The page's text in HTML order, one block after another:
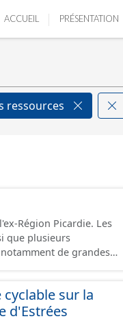
ACCUEIL PRÉSENTATION
ressources
Région Picardie. Les
que plusieurs
de grandes
sur la
d'Estrées